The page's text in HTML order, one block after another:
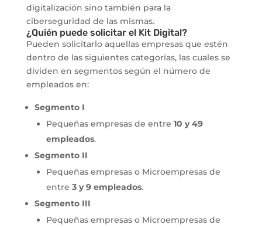
digitalización sino también para la
ciberseguridad de las mismas.
¿Quién puede solicitar el Kit Digital?
Pueden solicitarlo aquellas empresas que estén
dentro de las siguientes categorías, las cuales se
dividen en segmentos según el número de
empleados en:
Segmento I
Pequeñas empresas de entre 10 y 49
empleados.
Segmento II
Pequeñas empresas o Microempresas de
entre 3 y 9 empleados.
Segmento III
Pequeñas empresas o Microempresas de